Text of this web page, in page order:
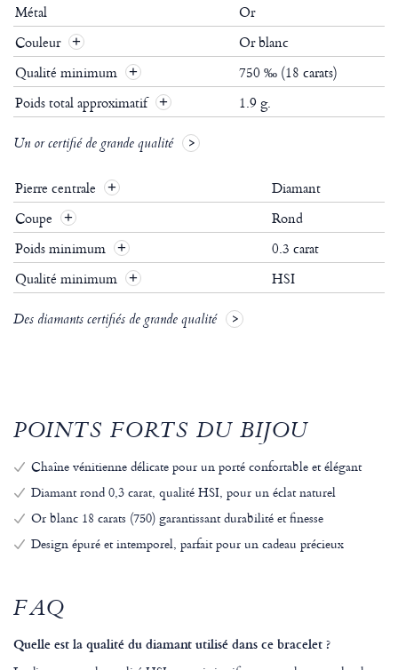
Métal
Or
Couleur
Or blanc
Qualité minimum
750 ‰ (18 carats)
Poids total approximatif
1.9 g.
Un or certifié de grande qualité
Pierre centrale
Diamant
Coupe
Rond
Poids minimum
0.3 carat
Qualité minimum
HSI
Des diamants certifiés de grande qualité
POINTS FORTS DU BIJOU
Chaîne vénitienne délicate pour un porté confortable et élégant
Diamant rond 0,3 carat, qualité HSI, pour un éclat naturel
Or blanc 18 carats (750) garantissant durabilité et finesse
Design épuré et intemporel, parfait pour un cadeau précieux
FAQ
Quelle est la qualité du diamant utilisé dans ce bracelet ?